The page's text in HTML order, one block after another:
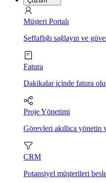
Müşteri Portalı
Şeffaflığı sağlayın ve
Fatura
Dakikalar içinde fatura
Proje Yönetimi
Görevleri akıllıca yönetin
CRM
Potansiyel müşterileri